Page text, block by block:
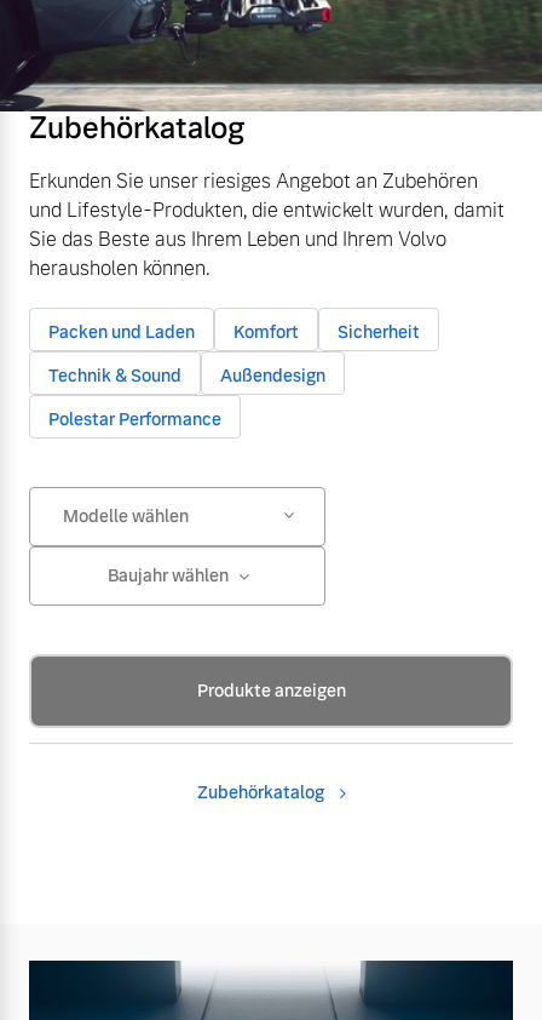
Zubehörkatalog
Erkunden Sie unser riesiges Angebot an Zubehören
und Lifestyle-Produkten, die entwickelt wurden, damit
Sie das Beste aus Ihrem Leben und Ihrem Volvo
herausholen können.
Packen und Laden Komfort
Sicherheit
Technik & Sound
Außendesign
Polestar Performance
Modelle wählen
Baujahr wählen
Produkte anzeigen
Zubehörkatalog